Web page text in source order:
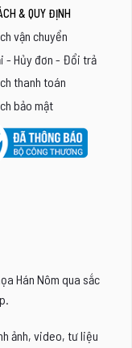
& QUY ĐỊNH
vận chuyển
- Hủy đơn - Đổi trả
thanh toán
bảo mật
Hán Nôm qua sắc
ảnh, video, tư liệu